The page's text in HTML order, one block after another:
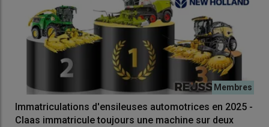
Immatriculations d'ensileuses automotrices en 2025 -
Claas immatricule toujours une machine sur deux